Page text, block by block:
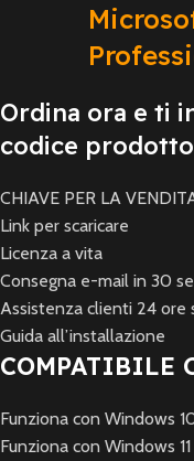
Ordina ora e ti
codice
CHIAVE PER LA
Link per scaricare
Licenza a vita
Consegna e-mail in 30
Assistenza clienti 24 ore
Guida all’installazione
COMPATIBILE
Funziona con Windows
Funziona con Windows